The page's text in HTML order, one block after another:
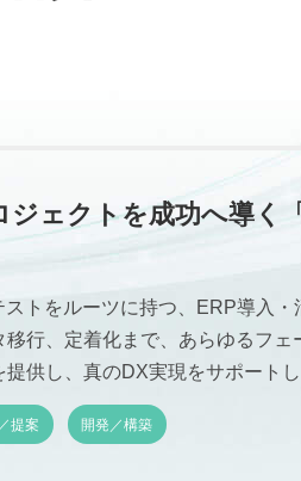
ジェクトを成功へ導く
トをルーツに持つ、ERP導入・
行、定着化まで、あらゆるフェ
供し、真のDX実現をサポートし
提案 開発／構築